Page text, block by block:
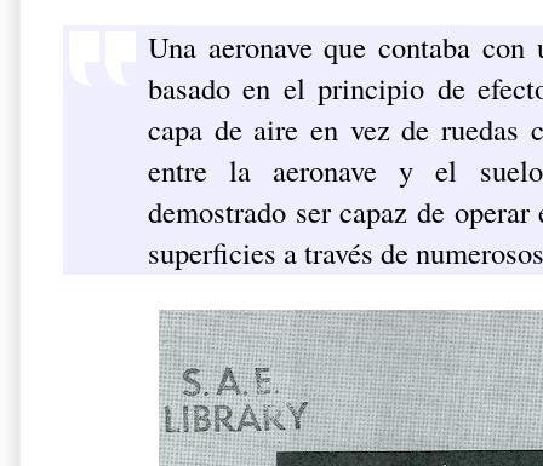
Una aeronave que contaba
basado en el principio de
capa de aire en vez de ruedas
entre la aeronave y el
demostrado ser capaz de
superficies a través de